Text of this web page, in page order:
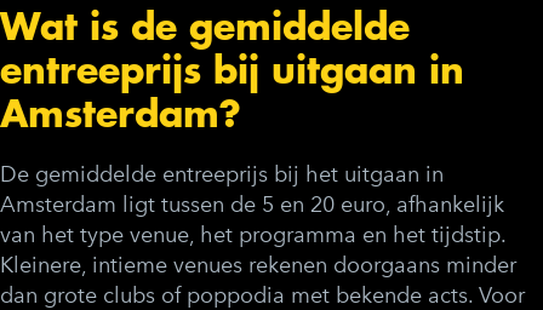
Wat is de gemiddelde
entreeprijs bij uitgaan in
Amsterdam?
De gemiddelde entreeprijs bij het uitgaan in
Amsterdam ligt tussen de 5 en 20 euro, afhankelijk
van het type venue, het programma en het tijdstip.
Kleinere, intieme venues rekenen doorgaans minder
dan grote clubs of poppodia met bekende acts. Voor